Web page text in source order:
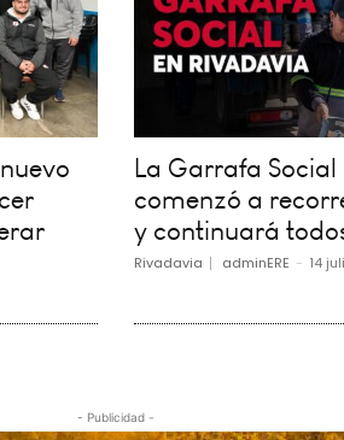
La Garrafa
comenzó a
y continuará
Rivadavia adminERE - 14
- Publicidad -